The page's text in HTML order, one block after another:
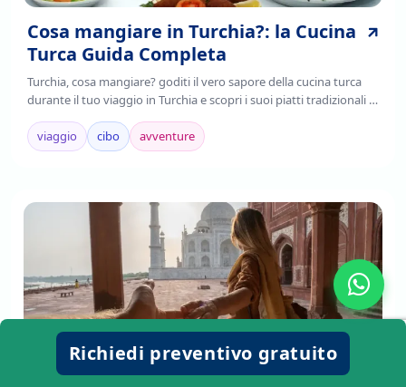
Cosa mangiare in Turchia?: la Cucina
Turca Guida Completa
Turchia, cosa mangiare? goditi il vero sapore della cucina turca
durante il tuo viaggio in Turchia e scopri i suoi piatti tradizionali ,
è il frutto della fusione di tradizioni culinarie regionali,
mediterranee e asiatiche.
viaggio cibo avventure
Richiedi preventivo gratuito